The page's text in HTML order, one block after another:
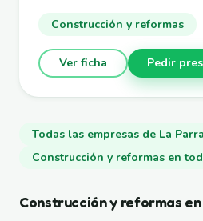
Construcción y reformas
Ver ficha Pedir
Todas las empresas de La Parra
Construcción y reformas en
Construcción y reformas